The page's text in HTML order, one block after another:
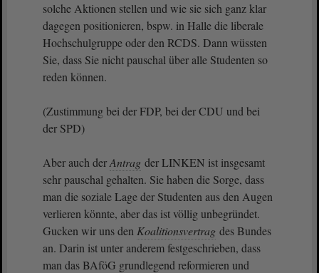
solche Aktionen stellen und wie sie sich ganz klar
dagegen positionieren, bspw. in Halle die liberale
Hochschulgruppe oder den RCDS. Dann wüssten
Sie, dass Sie nicht pauschal über alle Studenten so
reden können.
(Zustimmung bei der FDP, bei der CDU und bei
der SPD)
Aber auch derAntrag der LINKEN ist insgesamt
sehr pauschal gehalten. Sie haben die Sorge, dass
man die soziale Lage der Studenten aus den Augen
verlieren könnte, aber das ist völlig unbegründet.
Gucken wir uns den Koalitionsvertrag des Bundes
an. Darin ist unter anderem festgeschrieben, dass
man das BAföG grundlegend reformieren und